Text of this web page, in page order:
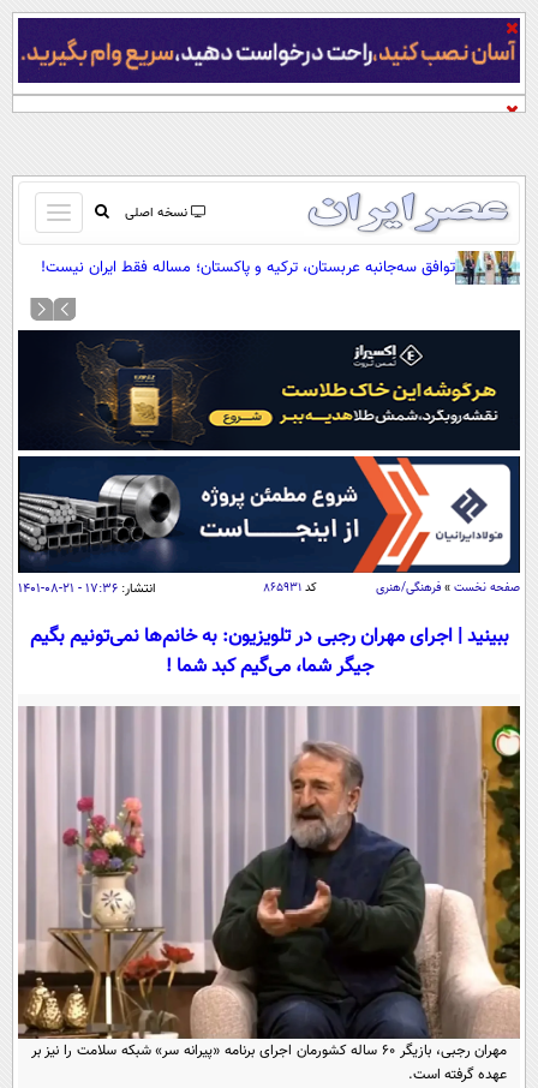
نسخه اصلی
باز
و
بسته
کردن
صفحه اول
آرشیو
نظرسنجی
آب و هوا
اوقات شرعی
سواد زندگی
اقتصاد
اقتصادی
خودرو
جامعه
اجتماعی
حوادث
یک برش دانایی
محیط زیست
سفر و تفریح
ورزشی
بین الملل
سیاست خارجی
فرهنگ و هنر
علم و دانش
فناوری و It
اخبار کریپتو
گوناگون
سرگرمی
باشگاه مغز
مجله تصویری سلاح
فیلم
اقتصاد
ورزش
سیاست
عصر ایران 2
خواندنی ها و دیدنی ها
داستان کوتاه
آموزش زبان
توافق سه‌جانبه عربستان، ترکیه و پاکستان؛ مساله فقط ایران نیست!
صفحه نخست » فرهنگی/هنری کد ۸۶۵۹۳۱ انتشار: ۱۷:۳۶ - ۲۱-۰۸-۱۴۰۱
ببینید | اجرای مهران رجبی در تلویزیون: به خانم‌ها نمی‌تونیم بگیم
جیگر شما، می‌گیم کبد شما !
مهران رجبی، بازیگر ۶۰ ساله کشورمان اجرای برنامه «پیرانه سر» شبکه سلامت را نیز بر
عهده گرفته است.